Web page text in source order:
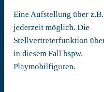
Eine Aufstellung über
jederzeit möglich. Die
Stellvertreterfunktion
in diesem Fall bspw.
Playmobilfiguren.